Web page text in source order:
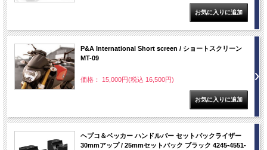
P&A International Short screen / ショートスクリーン
MT-09
価格： 15,000円(税込 16,500円)
ヘプコ＆ベッカー ハンドルバー セットバックライザー
30mmアップ / 25mmセットバック ブラック 4245-4551-